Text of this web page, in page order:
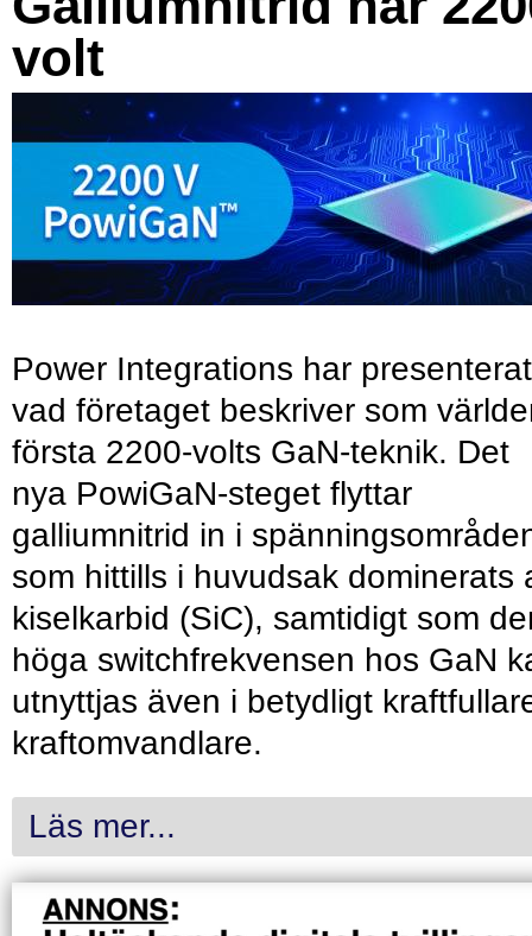
volt
Power Integrations har presenterat
vad företaget beskriver som
första 2200-volts GaN-teknik. Det
nya PowiGaN-steget flyttar
galliumnitrid in i
som hittills i huvudsak dominerats
kiselkarbid (SiC), samtidigt som
höga switchfrekvensen hos GaN
utnyttjas även i betydligt
kraftomvandlare.
Läs mer...